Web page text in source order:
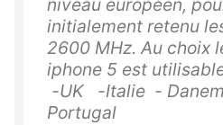
niveau européen,
initialement retenu
2600 MHz. Au choix
iphone 5 est
-UK -Italie -
Portugal